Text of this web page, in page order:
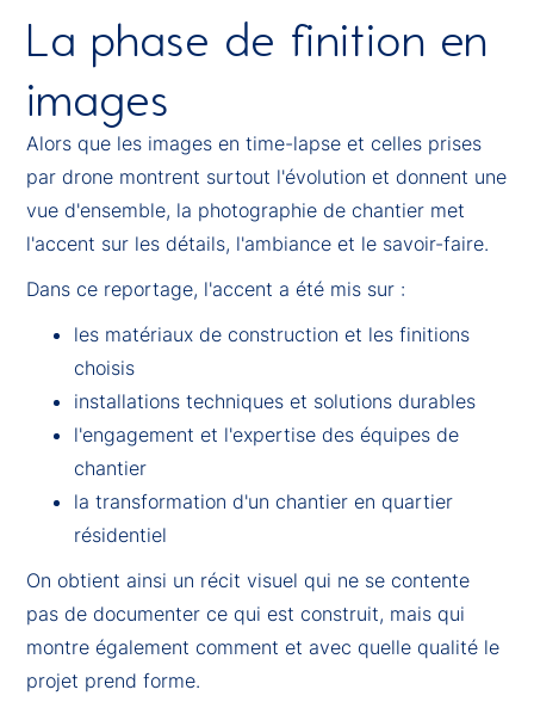
La phase de finition en
images
Alors que les images en time-lapse et celles prises
par drone montrent surtout l'évolution et donnent une
vue d'ensemble, la photographie de chantier met
l'accent sur les détails, l'ambiance et le savoir-faire.
Dans ce reportage, l'accent a été mis sur :
les matériaux de construction et les finitions
choisis
installations techniques et solutions durables
l'engagement et l'expertise des équipes de
chantier
la transformation d'un chantier en quartier
résidentiel
On obtient ainsi un récit visuel qui ne se contente
pas de documenter ce qui est construit, mais qui
montre également comment et avec quelle qualité le
projet prend forme.